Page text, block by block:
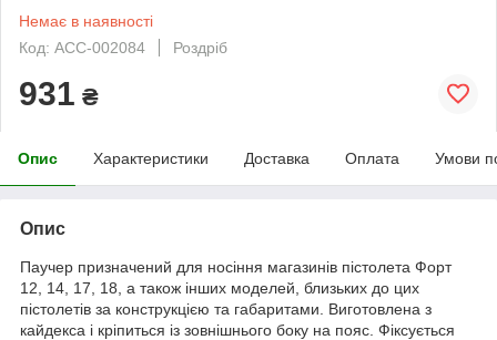
Немає в наявності
Код: ACC-002084
Роздріб
931 ₴
Опис Характеристики Доставка Оплата Умови
Опис
Паучер призначений для носіння магазинів пістолета Форт
12, 14, 17, 18, а також інших моделей, близьких до цих
пістолетів за конструкцією та габаритами. Виготовлена з
кайдекса і кріпиться із зовнішнього боку на пояс. Фіксується